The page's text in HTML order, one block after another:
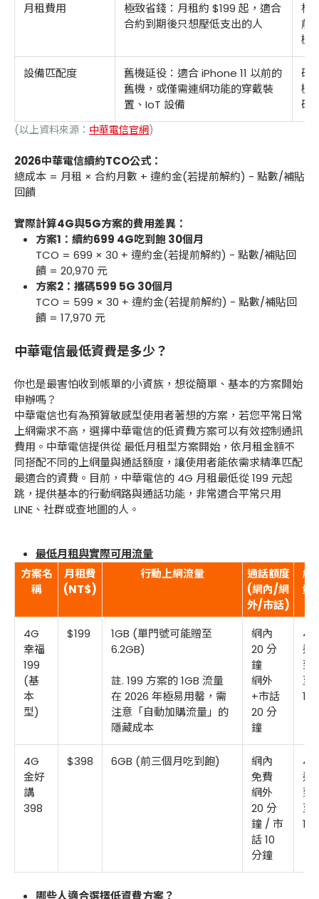
月租費用
極致省錢：月租約 $199 起，適合
合約到期後只想壓低支出的人
標
前
機
設備匹配度
舊機延役：適合 iPhone 11 以前的
舊機，或僅需連網功能的穿戴裝
置、IoT 設備
硬
機)
硬
(以上資料來源： 中華電信官網)
2026中華電信續約TCO公式：
總成本 = 月租 × 合約月數 + 違約金(若提前解約) - 點數/補貼
回饋
實際計算4G與5G方案的費用差異：
方案1：續約699 4G吃到飽 30個月
TCO = 699 × 30 + 違約金(若提前解約) - 點數/補貼回
饋 = 20,970 元
方案2：攜碼599 5G 30個月
TCO = 599 × 30 + 違約金(若提前解約) - 點數/補貼回
饋 = 17,970 元
中華電信最低資費是多少？
你也是最害怕收到帳單的小資族，想從簡單、基本的方案開始
申辦嗎？
中華電信也有為預算敏感型使用者著想的方案，若您平常日常
上網需求不高，選擇中華電信的低資費方案可以有效控制通訊
費用。中華電信提供從 最低月租型方案開始，依月租金額不
同搭配不同的上網量與通話額度，讓使用者能依需求精準匹配
最適合的資費。目前，中華電信的 4G 月租最低從 199 元起
跳，提供基本的行動網路與通話功能，非常適合平常只用
LINE、社群或查地圖的人。
最低月租與實際可用流量
方案名
稱
月租費
(NT$)
行動上網流量
通話額度
(網內/網
外/市話)
網
量
4G
幸福
199
(基
本
型)
$199
1GB (單門號可能贈至
6.2GB)
註. 199 方案的 1GB 流量
在 2026 年極易用罄，需
注意「自動加購流量」的
隱藏成本
網內
20 分
鐘
網外
+市話
20 分
鐘
速
到
至
4G
金好
講
398
$398 6GB (前三個月吃到飽)
網內
免費
網外
20 分
鐘 / 市
話 10
分鐘
速
到
至
哪些人適合選擇低資費方案？